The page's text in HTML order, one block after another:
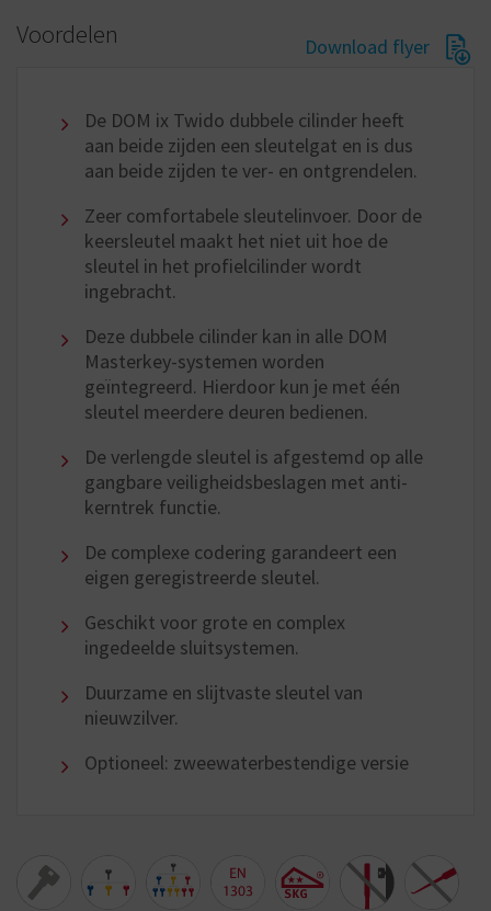
Download flyer
Voordelen
De DOM ix Twido dubbele cilinder heeft
aan beide zijden een sleutelgat en is dus
aan beide zijden te ver- en ontgrendelen.
Zeer comfortabele sleutelinvoer. Door de
keersleutel maakt het niet uit hoe de
sleutel in het profielcilinder wordt
ingebracht.
Deze dubbele cilinder kan in alle DOM
Masterkey-systemen worden
geïntegreerd. Hierdoor kun je met één
sleutel meerdere deuren bedienen.
De verlengde sleutel is afgestemd op alle
gangbare veiligheidsbeslagen met anti-
kerntrek functie.
De complexe codering garandeert een
eigen geregistreerde sleutel.
Geschikt voor grote en complex
ingedeelde sluitsystemen.
Duurzame en slijtvaste sleutel van
nieuwzilver.
Optioneel: zweewaterbestendige versie